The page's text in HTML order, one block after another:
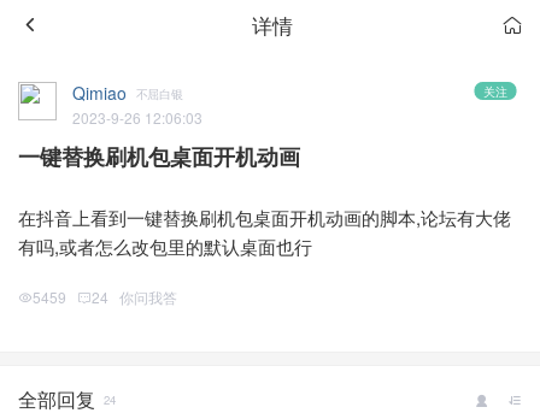
详情
关注
Qimiao 不屈白银
2023-9-26 12:06:03
一键替换刷机包桌面开机动画
在抖音上看到一键替换刷机包桌面开机动画的脚本,论坛有大佬
有吗,或者怎么改包里的默认桌面也行
5459 24 你问我答
全部回复 24